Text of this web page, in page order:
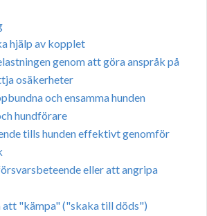
hjälp av kopplet
genom att göra anspråk på
osäkerheter
och ensamma hunden
hundförare
tills hunden effektivt genomför
eller att angripa
att "kämpa" ("skaka till döds")